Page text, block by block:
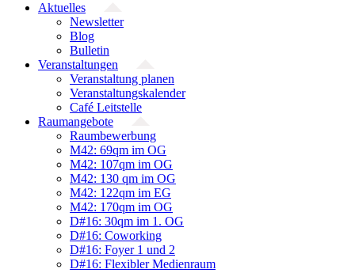
Aktuelles
Newsletter
Blog
Bulletin
Veranstaltungen
Veranstaltung planen
Veranstaltungskalender
Café Leitstelle
Raumangebote
Raumbewerbung
M42: 69qm im OG
M42: 107qm im OG
M42: 130 qm im OG
M42: 122qm im EG
M42: 170qm im OG
D#16: 30qm im 1. OG
D#16: Coworking
D#16: Foyer 1 und 2
D#16: Flexibler Medienraum